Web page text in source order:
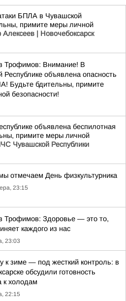
БПЛА в Чувашской
примите меры личной
Алексеев | Новочебоксарск
Трофимов: Внимание! В
Республике объявлена опасность
Будьте бдительны, примите
безопасности!
объявлена беспилотная
примите меры личной
Чувашской Республики
отмечаем День физкультурника
23:15
Трофимов: Здоровье — это то,
каждого из нас
23:03
к зиме — под жесткий контроль: в
обсудили готовность
холодам
22:15